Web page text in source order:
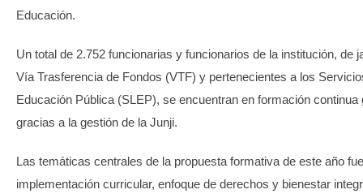
Educación.
Un total de 2.752 funcionarias y funcionarios de la institución, de
Vía Trasferencia de Fondos (VTF) y pertenecientes a los
Educación Pública (SLEP), se encuentran en formación continua
gracias a la gestión de la Junji.
Las temáticas centrales de la propuesta formativa de este año
implementación curricular, enfoque de derechos y bienestar